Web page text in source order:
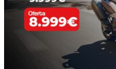
BLOG
CONTACTO